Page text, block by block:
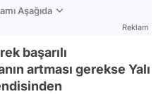
Aşağıda
Reklam
başarılı
artması gerekse Yalı